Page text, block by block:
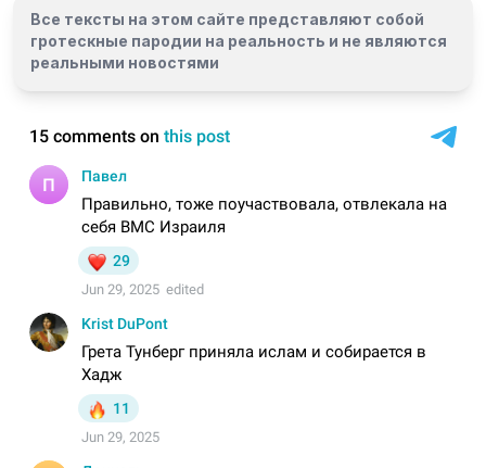
Все тексты на этом сайте представляют собой
гротескные пародии на реальность и не являются
реальными новостями